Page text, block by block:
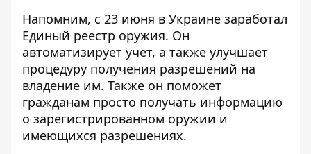
Напомним, с 23 июня в Украине заработал
Единый реестр оружия. Он
автоматизирует учет, а также улучшает
процедуру получения разрешений на
владение им. Также он поможет
гражданам просто получать информацию
о зарегистрированном оружии и
имеющихся разрешениях.